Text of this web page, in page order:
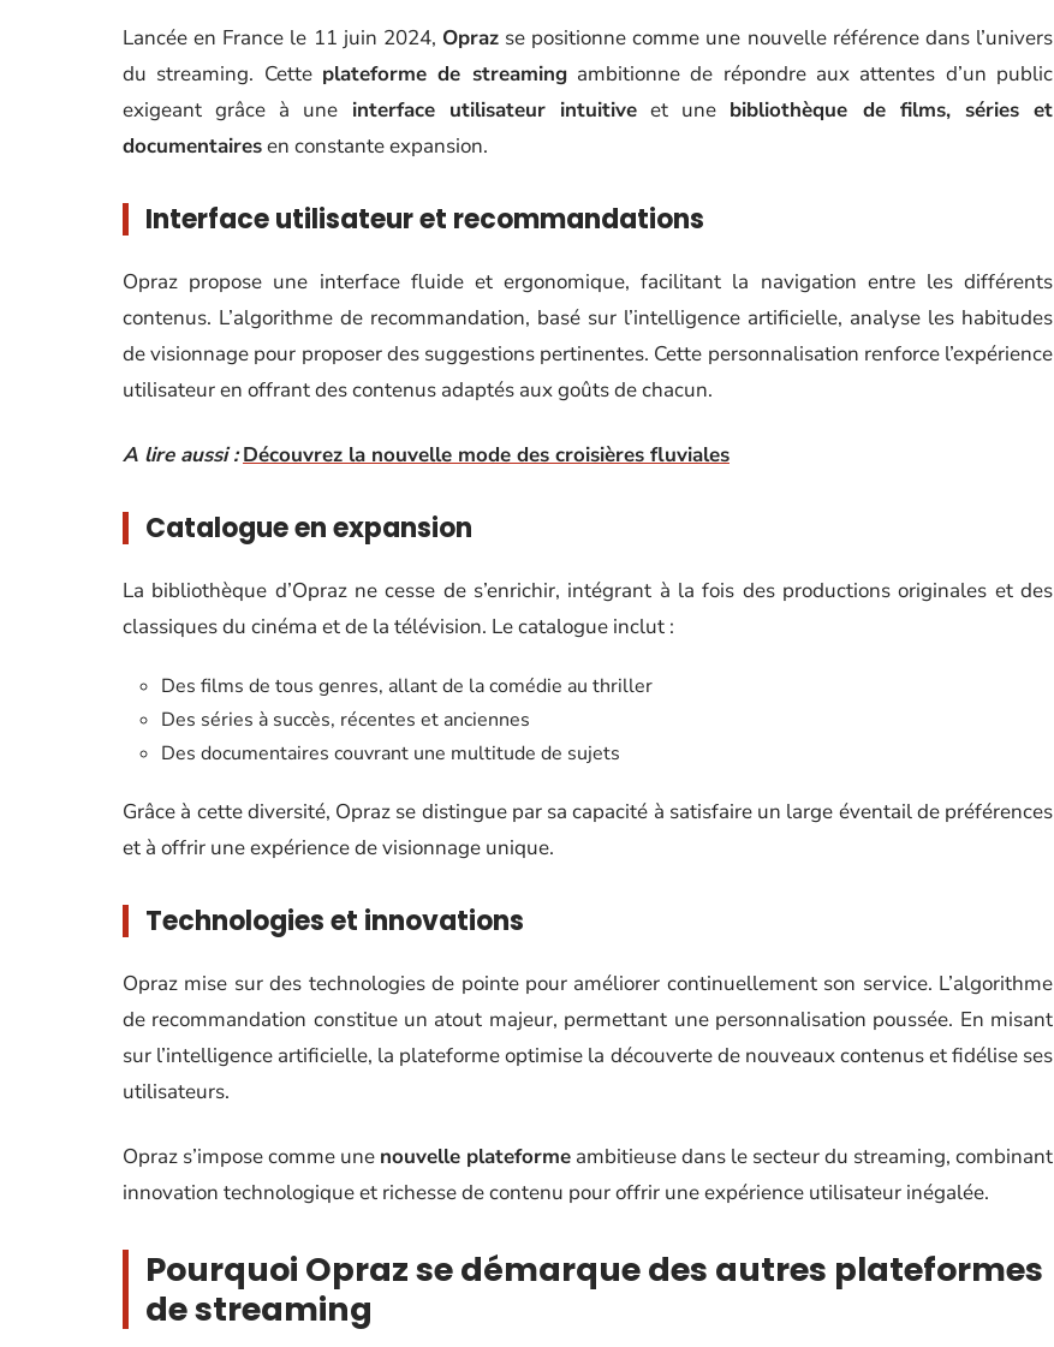
Lancée en France le 11 juin 2024, Oprazse positionne comme une nouvelle référence dans l’univers
du streaming. Cette plateforme de streamingambitionne de répondre aux attentes d’un public
exigeant grâce à une interface utilisateur intuitiveet une bibliothèque de films, séries et
documentairesen constante expansion.
Interface utilisateur et recommandations
Opraz propose une interface fluide et ergonomique, facilitant la navigation entre les différents
contenus. L’algorithme de recommandation, basé sur l’intelligence artificielle, analyse les habitudes
de visionnage pour proposer des suggestions pertinentes. Cette personnalisation renforce l’expérience
utilisateur en offrant des contenus adaptés aux goûts de chacun.
A lire aussi : Découvrez la nouvelle mode des croisières fluviales
Catalogue en expansion
La bibliothèque d’Opraz ne cesse de s’enrichir, intégrant à la fois des productions originales et des
classiques du cinéma et de la télévision. Le catalogue inclut :
Des films de tous genres, allant de la comédie au thriller
Des séries à succès, récentes et anciennes
Des documentaires couvrant une multitude de sujets
Grâce à cette diversité, Opraz se distingue par sa capacité à satisfaire un large éventail de préférences
et à offrir une expérience de visionnage unique.
Technologies et innovations
Opraz mise sur des technologies de pointe pour améliorer continuellement son service. L’algorithme
de recommandation constitue un atout majeur, permettant une personnalisation poussée. En misant
sur l’intelligence artificielle, la plateforme optimise la découverte de nouveaux contenus et fidélise ses
utilisateurs.
Opraz s’impose comme une nouvelle plateforme ambitieuse dans le secteur du streaming, combinant
innovation technologique et richesse de contenu pour offrir une expérience utilisateur inégalée.
Pourquoi Opraz se démarque des autres plateformes
de streaming